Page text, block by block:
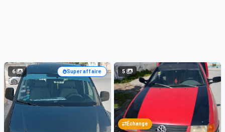
6 Super affaire 5
Échange